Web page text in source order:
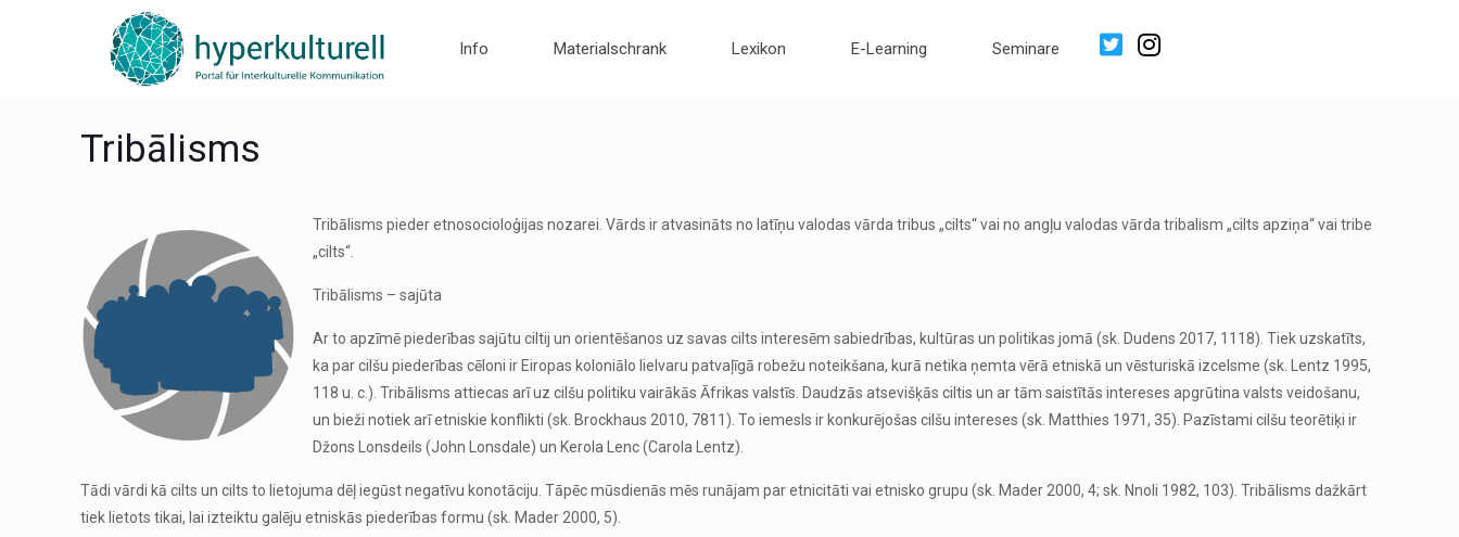
Info Materialschrank Lexikon E-Learning Seminare
Tribālisms
Tribālisms pieder etnosocioloģijas nozarei. Vārds ir atvasināts no latīņu valodas vārda tribus „cilts“ vai no angļu valodas vārda tribalism „cilts apziņa“ vai tribe
„cilts“.
Tribālisms – sajūta
Ar to apzīmē piederības sajūtu ciltij un orientēšanos uz savas cilts interesēm sabiedrības, kultūras un politikas jomā (sk. Dudens 2017, 1118). Tiek uzskatīts,
ka par cilšu piederības cēloni ir Eiropas koloniālo lielvaru patvaļīgā robežu noteikšana, kurā netika ņemta vērā etniskā un vēsturiskā izcelsme (sk. Lentz 1995,
118 u. c.). Tribālisms attiecas arī uz cilšu politiku vairākās Āfrikas valstīs. Daudzās atsevišķās ciltis un ar tām saistītās intereses apgrūtina valsts veidošanu,
un bieži notiek arī etniskie konflikti (sk. Brockhaus 2010, 7811). To iemesls ir konkurējošas cilšu intereses (sk. Matthies 1971, 35). Pazīstami cilšu teorētiķi ir
Džons Lonsdeils (John Lonsdale) un Kerola Lenc (Carola Lentz).
Tādi vārdi kā cilts un cilts to lietojuma dēļ iegūst negatīvu konotāciju. Tāpēc mūsdienās mēs runājam par etnicitāti vai etnisko grupu (sk. Mader 2000, 4; sk. Nnoli 1982, 103). Tribālisms dažkārt
tiek lietots tikai, lai izteiktu galēju etniskās piederības formu (sk. Mader 2000, 5).